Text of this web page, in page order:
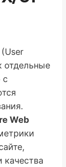
отдельные
с
Web
качества